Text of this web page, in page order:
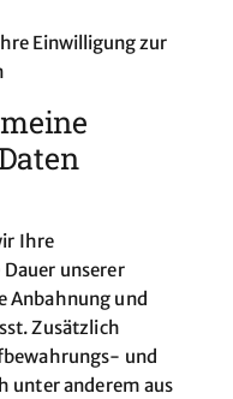
Einwilligung zur
Ihre
unserer
Anbahnung und
Zusätzlich
und
unter anderem aus